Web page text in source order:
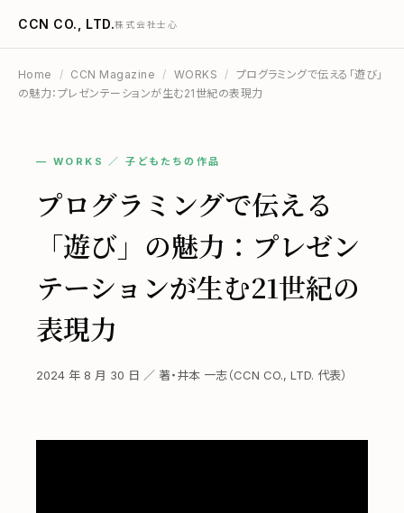
CCN CO., LTD.株式会社士心
Home / CCN Magazine / WORKS / プログラミングで伝える「遊び」
の魅力：プレゼンテーションが生む21世紀の表現力
— WORKS ／ 子どもたちの作品
プログラミングで伝える
「遊び」の魅力：プレゼン
テーションが生む21世紀の
表現力
2024 年 8 月 30 日 ／ 著・井本 一志（CCN CO., LTD. 代表）